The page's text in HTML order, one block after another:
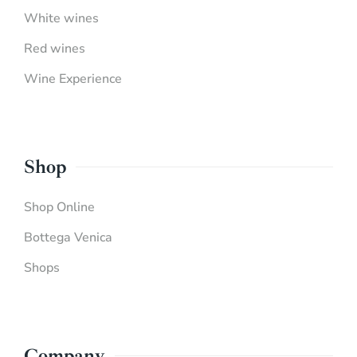
White wines
Red wines
Wine Experience
Shop
Shop Online
Bottega Venica
Shops